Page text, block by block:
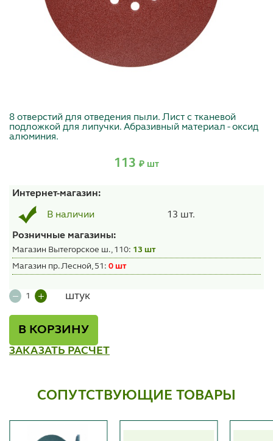
8 отверстий для отведения пыли. Лист с тканевой
подложкой для липучки. Абразивный материал - оксид
алюминия.
113 ₽ шт
Интернет-магазин:
В наличии 13 шт.
Розничные магазины:
Магазин Вытегорское ш., 110: 13 шт
Магазин пр. Лесной, 51: 0 шт
штук
В КОРЗИНУ
ЗАКАЗАТЬ РАСЧЕТ
СОПУТСТВУЮЩИЕ ТОВАРЫ